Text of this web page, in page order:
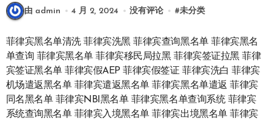
由 admin 4 月 2, 2024 没有评论 #未分类
菲律宾黑名单清洗 菲律宾洗黑 菲律宾查询黑名单 菲律宾黑名
单查询 菲律宾黑名单 菲律宾移民局拉黑 菲律宾签证拉黑 菲律
宾签证黑名单 菲律宾假AEP 菲律宾假签证 菲律宾洗白 菲律宾
机场遣返黑名单 菲律宾遣返黑名单 菲律宾黑名单遣返 菲律宾
同名黑名单 菲律宾NBI黑名单 菲律宾黑名单查询系统 菲律宾
系统查询黑名单 菲律宾入境黑名单 菲律宾出境黑名单 菲律宾